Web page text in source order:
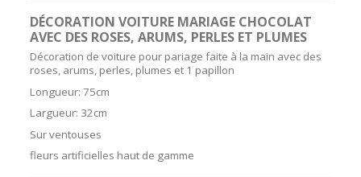
DÉCORATION VOITURE MARIAGE CHOCOLAT
AVEC DES ROSES, ARUMS, PERLES ET PLUMES
Décoration de voiture pour pariage faite à la main avec des
roses, arums, perles, plumes et 1 papillon
Longueur: 75cm
Largueur: 32cm
Sur ventouses
fleurs artificielles haut de gamme